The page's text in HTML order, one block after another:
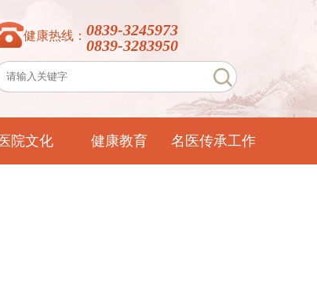
健康热线： 0839-3245973
0839-3283950
医院文化 健康教育 名医传承工作